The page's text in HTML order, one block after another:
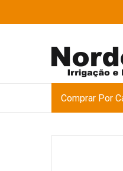
Comprar Por